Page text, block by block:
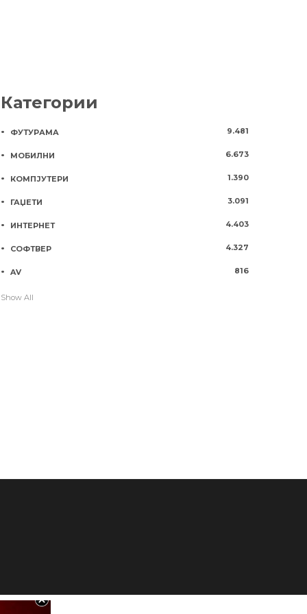
Категории
ФУТУРАМА 9.481
МОБИЛНИ 6.673
КОМПЈУТЕРИ 1.390
ГАЏЕТИ 3.091
ИНТЕРНЕТ 4.403
СОФТВЕР 4.327
AV 816
Show All